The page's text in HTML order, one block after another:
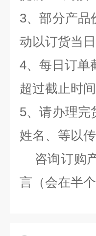
3、部分产品
动以订货当日
4、每日订单
超过截止时
5、请办理完
姓名、等以
咨询订购
言（会在半